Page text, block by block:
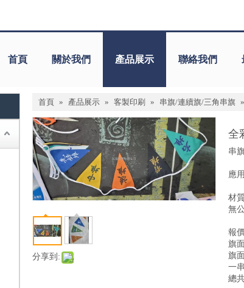
首頁 關於我們 產品展示 聯絡我們
首頁 » 產品展示 » 客製印刷 » 串旗/連續旗/三角串旗 »
分享到:
全
串
應
材
無
報
旗
旗
一
總